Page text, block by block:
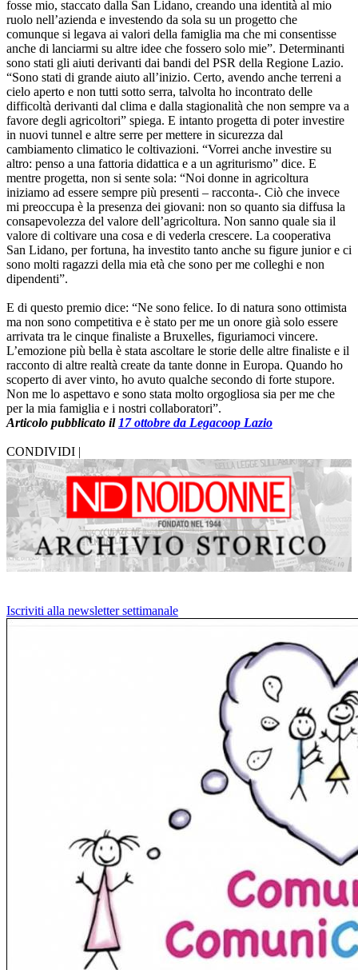
fosse mio, staccato dalla San Lidano, creando una identità al mio
ruolo nell’azienda e investendo da sola su un progetto che
comunque si legava ai valori della famiglia ma che mi consentisse
anche di lanciarmi su altre idee che fossero solo mie”. Determinanti
sono stati gli aiuti derivanti dai bandi del PSR della Regione Lazio.
“Sono stati di grande aiuto all’inizio. Certo, avendo anche terreni a
cielo aperto e non tutti sotto serra, talvolta ho incontrato delle
difficoltà derivanti dal clima e dalla stagionalità che non sempre va a
favore degli agricoltori” spiega. E intanto progetta di poter investire
in nuovi tunnel e altre serre per mettere in sicurezza dal
cambiamento climatico le coltivazioni. “Vorrei anche investire su
altro: penso a una fattoria didattica e a un agriturismo” dice. E
mentre progetta, non si sente sola: “Noi donne in agricoltura
iniziamo ad essere sempre più presenti – racconta-. Ciò che invece
mi preoccupa è la presenza dei giovani: non so quanto sia diffusa la
consapevolezza del valore dell’agricoltura. Non sanno quale sia il
valore di coltivare una cosa e di vederla crescere. La cooperativa
San Lidano, per fortuna, ha investito tanto anche su figure junior e ci
sono molti ragazzi della mia età che sono per me colleghi e non
dipendenti”.
E di questo premio dice: “Ne sono felice. Io di natura sono ottimista
ma non sono competitiva e è stato per me un onore già solo essere
arrivata tra le cinque finaliste a Bruxelles, figuriamoci vincere.
L’emozione più bella è stata ascoltare le storie delle altre finaliste e il
racconto di altre realtà create da tante donne in Europa. Quando ho
scoperto di aver vinto, ho avuto qualche secondo di forte stupore.
Non me lo aspettavo e sono stata molto orgogliosa sia per me che
per la mia famiglia e i nostri collaboratori”.
Articolo pubblicato il17 ottobre da Legacoop Lazio
CONDIVIDI |
Iscriviti alla newsletter settimanale